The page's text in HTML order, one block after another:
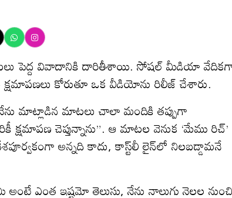
పెద్ద వివాదానికి దారితీశాయి. సోషల్ మీడియా
కోరుతూ ఒక వీడియోను రిలీజ్ చేశారు.
మాట్లాడిన మాటలు చాలా మందికి తప్పుగా
క్షమాపణ చెప్తున్నాను”. ఆ మాటల వెనుక ‘మేము రిచ్’
అన్నది కాదు, కాస్ట్‌లీ లైన్‌లో నిలబడ్డామనే
ఎంత ఇష్టమో తెలుసు, నేను నాలుగు నెలల నుంచి